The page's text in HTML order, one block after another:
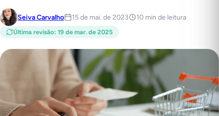
Seiva Carvalho 15 de mai. de 2023 10 min de leitura
Última revisão: 19 de mar. de 2025